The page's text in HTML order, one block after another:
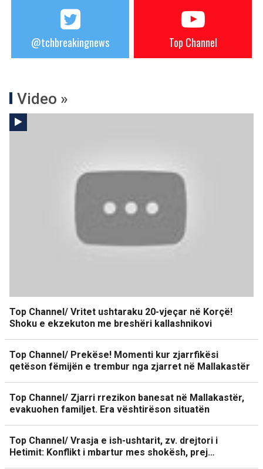
@tchbreakingnews Top Channel
Video »
Top Channel/ Vritet ushtaraku 20-vjeçar në Korçë!
Shoku e ekzekuton me breshëri kallashnikovi
Top Channel/ Prekëse! Momenti kur zjarrfikësi
qetëson fëmijën e trembur nga zjarret në Mallakastër
Top Channel/ Zjarri rrezikon banesat në Mallakastër,
evakuohen familjet. Era vështirëson situatën
Top Channel/ Vrasja e ish-ushtarit, zv. drejtori i
Hetimit: Konflikt i mbartur mes shokësh, prej…